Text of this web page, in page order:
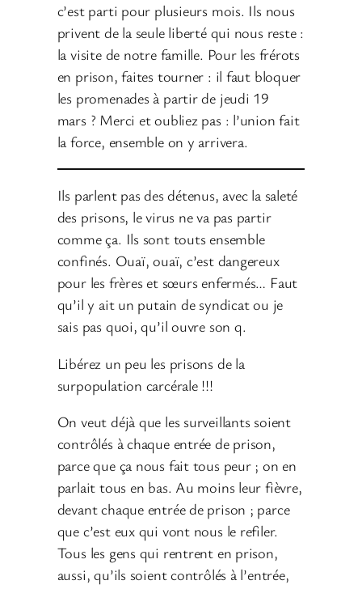
c’est parti pour plusieurs mois. Ils nous
privent de la seule liberté qui nous reste :
la visite de notre famille. Pour les frérots
en prison, faites tourner : il faut bloquer
les promenades à partir de jeudi 19
mars ? Merci et oubliez pas : l’union fait
la force, ensemble on y arrivera.
Ils parlent pas des détenus, avec la saleté
des prisons, le virus ne va pas partir
comme ça. Ils sont touts ensemble
confinés. Ouaï, ouaï, c’est dangereux
pour les frères et sœurs enfermés… Faut
qu’il y ait un putain de syndicat ou je
sais pas quoi, qu’il ouvre son q.
Libérez un peu les prisons de la
surpopulation carcérale !!!
On veut déjà que les surveillants soient
contrôlés à chaque entrée de prison,
parce que ça nous fait tous peur ; on en
parlait tous en bas. Au moins leur fièvre,
devant chaque entrée de prison ; parce
que c’est eux qui vont nous le refiler.
Tous les gens qui rentrent en prison,
aussi, qu’ils soient contrôlés à l’entrée,